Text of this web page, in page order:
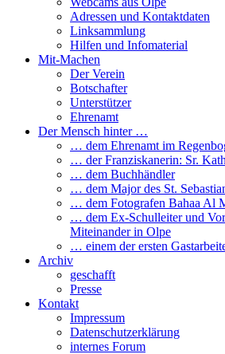
Adressen und Kontaktdaten
Linksammlung
Hilfen und Infomaterial
Mit-Machen
Der Verein
Botschafter
Unterstützer
Ehrenamt
Der Mensch hinter …
… dem Ehrenamt im
… der Franziskanerin: Sr.
… dem Buchhändler
… dem Major des St.
… dem Fotografen Bahaa Al
… dem Ex-Schulleiter und
Miteinander in Olpe
… einem der ersten
Archiv
geschafft
Presse
Kontakt
Impressum
Datenschutzerklärung
internes Forum